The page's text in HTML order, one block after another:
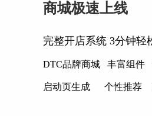
商城极速上线
完整开店系统 3分钟轻
DTC品牌商城 丰富组件
启动页生成 个性推荐